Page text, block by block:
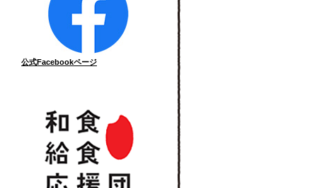
公式Facebookページ